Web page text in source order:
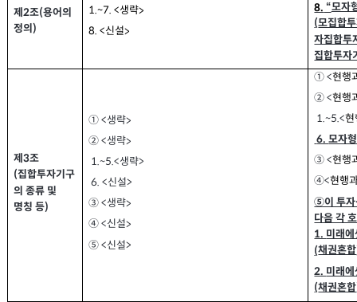
제2조(용어의
정의 )
1.~7. <생략>
8. <신설>
8. “모자
(모집합
자집합투
집합투자
제3조
(집합투자기구
의 종류 및
명칭 등)
① <생략>
② <생략>
1.~5.<생략>
6. <신설>
③ <생략>
④<신설>
⑤<신설>
① <현행
② <현행
1.~5.<현
6.모자형
③ <현행
④<현행
⑤이 투자
다음 각
1. 미래
(채권혼합
2. 미래
(채권혼합